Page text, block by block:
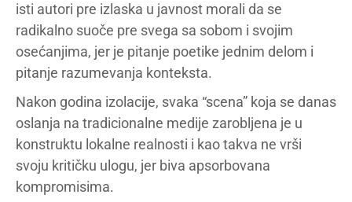
isti autori pre izlaska u javnost morali da se
radikalno suoče pre svega sa sobom i svojim
osećanjima, jer je pitanje poetike jednim delom i
pitanje razumevanja konteksta.
Nakon godina izolacije, svaka “scena” koja se danas
oslanja na tradicionalne medije zarobljena je u
konstruktu lokalne realnosti i kao takva ne vrši
svoju kritičku ulogu, jer biva apsorbovana
kompromisima.